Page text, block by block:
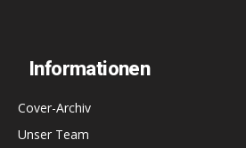
Informationen
Cover-Archiv
Unser Team